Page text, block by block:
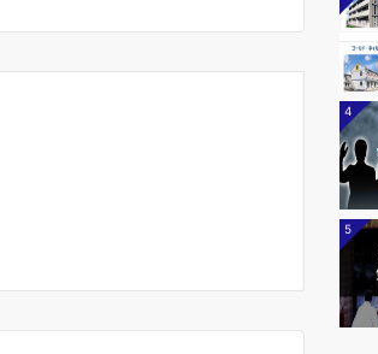
4
5